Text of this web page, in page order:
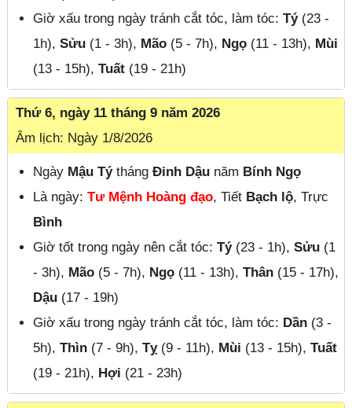
Giờ xấu trong ngày tránh cắt tóc, làm tóc:Tý(23 -
1h),Sửu (1 - 3h), Mão (5 - 7h), Ngọ (11 - 13h), Mùi
(13 - 15h),Tuất (19 - 21h)
Thứ 6, ngày 11 tháng 9 năm 2026
Âm lịch: Ngày 1/8/2026
Ngày Mậu TýthángĐinh Dậu năm Bính Ngọ
Là ngày:Tư Mệnh Hoàng đạo, Tiết Bạch lộ, Trực
Bình
Giờ tốt trong ngày nên cắt tóc:Tý(23 - 1h),Sửu (1
- 3h), Mão (5 - 7h), Ngọ (11 - 13h),Thân (15 - 17h),
Dậu (17 - 19h)
Giờ xấu trong ngày tránh cắt tóc, làm tóc: Dần (3 -
5h),Thìn (7 - 9h),Tỵ(9 - 11h), Mùi (13 - 15h),Tuất
(19 - 21h), Hợi (21 - 23h)